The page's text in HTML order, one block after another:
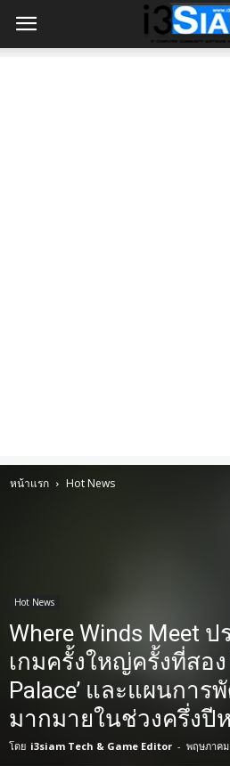
หน้าแรก Hot News
Hot News
Where Winds Meet
เกมครั้งใหญ่ครั้งที่สอง
Palace’ และแผนกา
มากมายในช่วงครึ่งปี
โดย i3siam Tech & Game Editor - พฤษภาคม